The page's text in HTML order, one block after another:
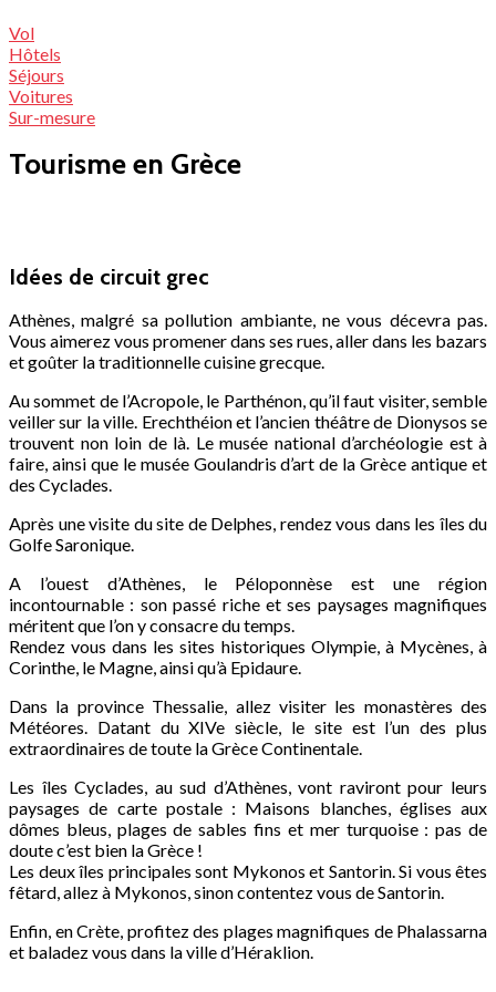
Vol
Hôtels
Séjours
Voitures
Sur-mesure
Tourisme en Grèce
Idées de circuit grec
Athènes, malgré sa pollution ambiante, ne vous décevra pas.
Vous aimerez vous promener dans ses rues, aller dans les bazars
et goûter la traditionnelle cuisine grecque.
Au sommet de l’Acropole, le Parthénon, qu’il faut visiter, semble
veiller sur la ville. Erechthéion et l’ancien théâtre de Dionysos se
trouvent non loin de là. Le musée national d’archéologie est à
faire, ainsi que le musée Goulandris d’art de la Grèce antique et
des Cyclades.
Après une visite du site de Delphes, rendez vous dans les îles du
Golfe Saronique.
A l’ouest d’Athènes, le Péloponnèse est une région
incontournable : son passé riche et ses paysages magnifiques
méritent que l’on y consacre du temps.
Rendez vous dans les sites historiques Olympie, à Mycènes, à
Corinthe, le Magne, ainsi qu’à Epidaure.
Dans la province Thessalie, allez visiter les monastères des
Météores. Datant du XIVe siècle, le site est l’un des plus
extraordinaires de toute la Grèce Continentale.
Les îles Cyclades, au sud d’Athènes, vont raviront pour leurs
paysages de carte postale : Maisons blanches, églises aux
dômes bleus, plages de sables fins et mer turquoise : pas de
doute c’est bien la Grèce !
Les deux îles principales sont Mykonos et Santorin. Si vous êtes
fêtard, allez à Mykonos, sinon contentez vous de Santorin.
Enfin, en Crète, profitez des plages magnifiques de Phalassarna
et baladez vous dans la ville d’Héraklion.